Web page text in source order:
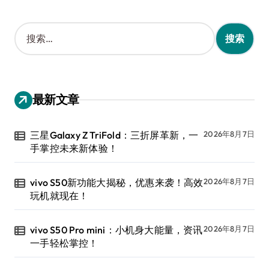
搜
索
：
最新文章
三星Galaxy Z TriFold：三折屏革新，一
手掌控未来新体验！
2026年8月7日
vivo S50新功能大揭秘，优惠来袭！高效
玩机就现在！
2026年8月7日
vivo S50 Pro mini：小机身大能量，资讯
一手轻松掌控！
2026年8月7日